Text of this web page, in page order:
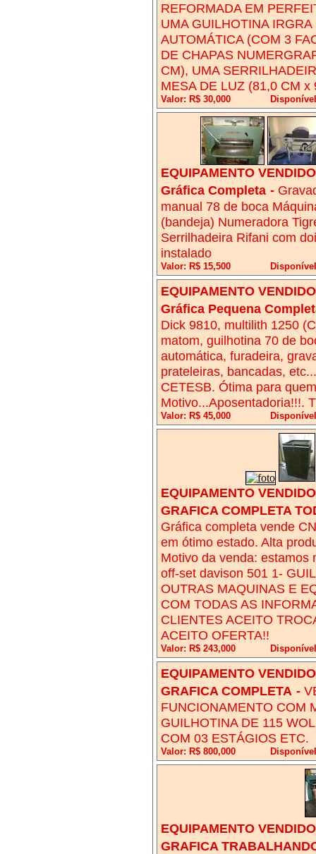
REFORMADA EM
UMA GUILHOTINA
AUTOMÁTICA (COM 3
DE CHAPAS
CM), UMA
MESA DE LUZ (81,0 CM
Valor: R$ 30,000
EQUIPAMENTO
Gráfica Completa -
manual 78 de boca
(bandeja) Numeradora
Serrilhadeira Rifani com
instalado
Valor: R$ 15,500
EQUIPAMENTO
Gráfica Pequena
Dick 9810, multilith 1250
matom, guilhotina 70 de
automática, furadeira,
prateleiras, bancadas,
CETESB. Ótima para
Motivo...Aposentadoria!!!.
Valor: R$ 45,000
EQUIPAMENTO
GRAFICA COMPLETA
Gráfica completa vende
em ótimo estado. Alta
Motivo da venda: estamos
off-set davison 501 1-
OUTRAS MAQUINAS E
COM TODAS AS
CLIENTES ACEITO
ACEITO OFERTA!!
Valor: R$ 243,000
EQUIPAMENTO
GRAFICA COMPLETA -
FUNCIONAMENTO COM
GUILHOTINA DE 115
COM 03 ESTÁGIOS ETC.
Valor: R$ 800,000
EQUIPAMENTO
GRAFICA